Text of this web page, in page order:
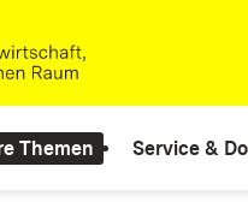
Themen Service &